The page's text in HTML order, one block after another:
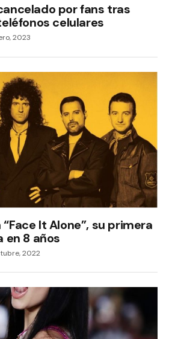
por fans tras
celulares
2023
It Alone”, su primera
en 8 años
2022